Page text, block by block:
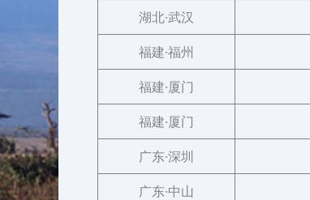
湖北·武汉
福建·福州
福建·厦门
福建·厦门
广东·深圳
广东·中山